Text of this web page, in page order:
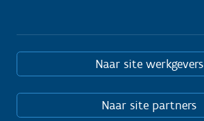
Naar site werkgevers
Naar site partners